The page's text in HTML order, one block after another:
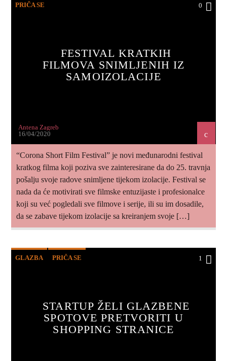
PRIČA SE 0
FESTIVAL KRATKIH
FILMOVA SNIMLJENIH IZ
SAMOIZOLACIJE
Antena Zagreb
16/04/2020
“Corona Short Film Festival” je novi međunarodni festival
kratkog filma koji poziva sve zainteresirane da do 25. travnja
pošalju svoje radove snimljene tijekom izolacije. Festival se
nada da će motivirati sve filmske entuzijaste i profesionalce
koji su već pogledali sve filmove i serije, ili su im dosadile,
da se zabave tijekom izolacije sa kreiranjem svoje […]
GLAZBA PRIČA SE 1
STARTUP ŽELI GLAZBENE
SPOTOVE PRETVORITI U
SHOPPING STRANICE